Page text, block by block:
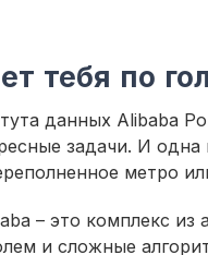
тебя по
данных Alibaba
задачи. И одна
метро
– это комплекс из
и сложные